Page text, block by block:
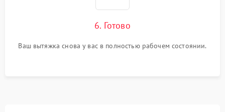
6. Готово
Ваш вытяжка снова у вас в полностью рабочем состоянии.